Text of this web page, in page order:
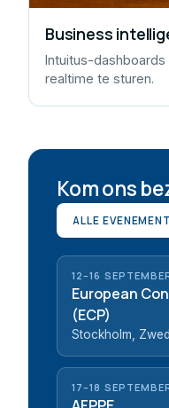
Business
Intuitus-
realtime te sturen.
Kom ons
ALLE
12–16
European
(ECP)
Stockholm,
17–18